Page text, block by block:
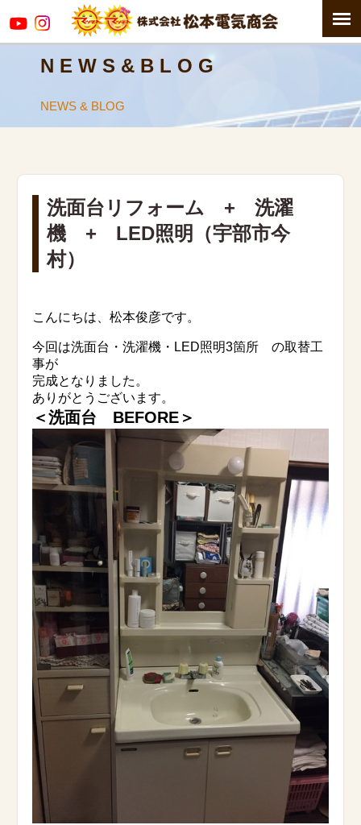
N E W S & B L O G
NEWS & BLOG
洗面台リフォーム + 洗濯
機 + LED照明（宇部市今
村）
こんにちは、松本俊彦です。
今回は洗面台・洗濯機・LED照明3箇所 の取替工
事が
完成となりました。
ありがとうございます。
＜洗面台 BEFORE＞